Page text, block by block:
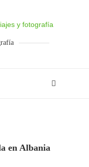
en Albania